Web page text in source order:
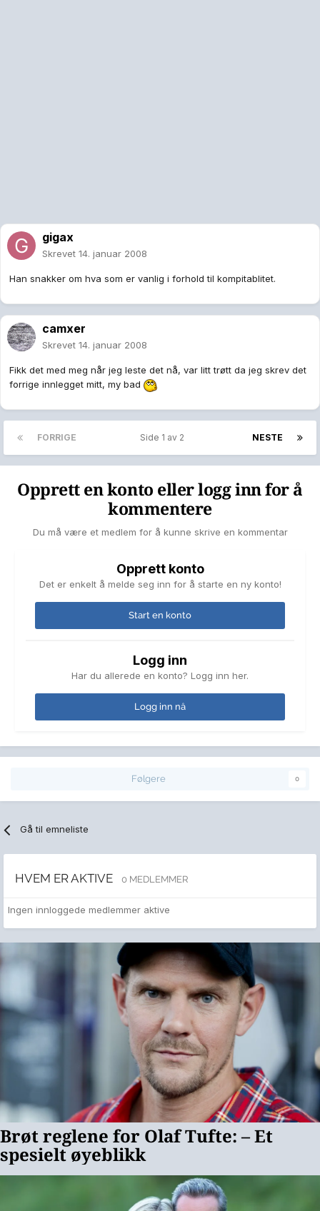
gigax
Skrevet 14. januar 2008
Han snakker om hva som er vanlig i forhold til kompitablitet.
camxer
Skrevet 14. januar 2008
Fikk det med meg når jeg leste det nå, var litt trøtt da jeg skrev det
forrige innlegget mitt, my bad
FORRIGE NESTE
Side 1 av 2
Opprett en konto eller logg inn for å
kommentere
Du må være et medlem for å kunne skrive en kommentar
Opprett konto
Det er enkelt å melde seg inn for å starte en ny konto!
Start en konto
Logg inn
Har du allerede en konto? Logg inn her.
Logg inn nå
Følgere 0
Gå til emneliste
HVEM ER AKTIVE 0 MEDLEMMER
Ingen innloggede medlemmer aktive